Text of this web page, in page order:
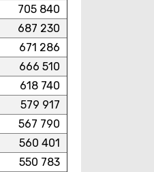
705 840
687 230
671 286
666 510
618 740
579 917
567 790
560 401
550 783